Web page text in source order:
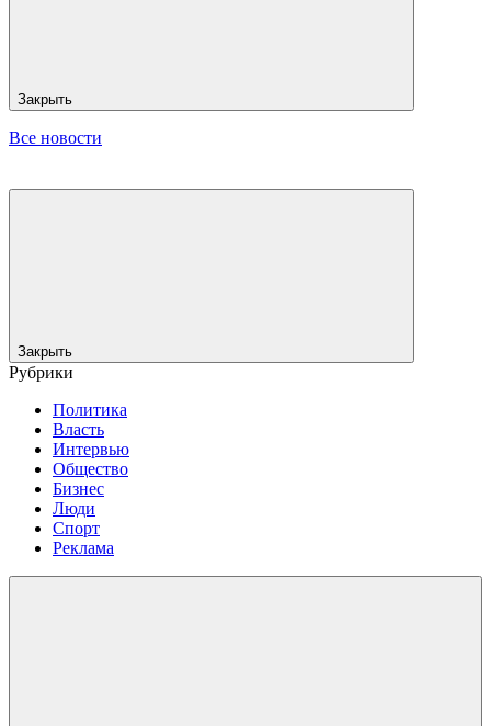
Закрыть
Все новости
Закрыть
Рубрики
Политика
Власть
Интервью
Общество
Бизнес
Люди
Спорт
Реклама